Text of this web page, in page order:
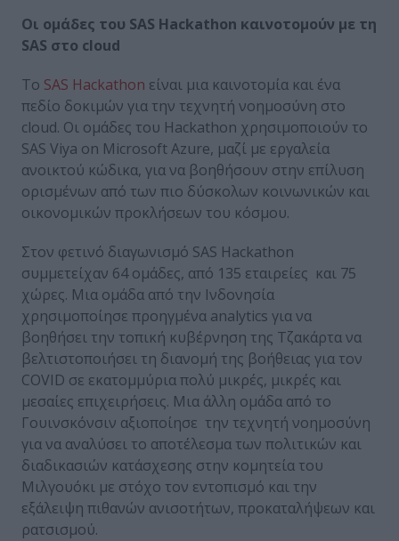
Οι ομάδες του SAS Hackathon καινοτομούν με τη
SAS στο cloud
Το SAS Hackathon είναι μια καινοτομία και ένα
πεδίο δοκιμών για την τεχνητή νοημοσύνη στο
cloud. Οι ομάδες του Hackathon χρησιμοποιούν το
SAS Viya on Microsoft Azure, μαζί με εργαλεία
ανοικτού κώδικα, για να βοηθήσουν στην επίλυση
ορισμένων από των πιο δύσκολων κοινωνικών και
οικονομικών προκλήσεων του κόσμου.
Στον φετινό διαγωνισμό SAS Hackathon
συμμετείχαν 64 ομάδες, από 135 εταιρείες και 75
χώρες. Μια ομάδα από την Ινδονησία
χρησιμοποίησε προηγμένα analytics για να
βοηθήσει την τοπική κυβέρνηση της Τζακάρτα να
βελτιστοποιήσει τη διανομή της βοήθειας για τον
COVID σε εκατομμύρια πολύ μικρές, μικρές και
μεσαίες επιχειρήσεις. Μια άλλη ομάδα από το
Γουινσκόνσιν αξιοποίησε την τεχνητή νοημοσύνη
για να αναλύσει το αποτέλεσμα των πολιτικών και
διαδικασιών κατάσχεσης στην κομητεία του
Μιλγουόκι με στόχο τον εντοπισμό και την
εξάλειψη πιθανών ανισοτήτων, προκαταλήψεων και
ρατσισμού.